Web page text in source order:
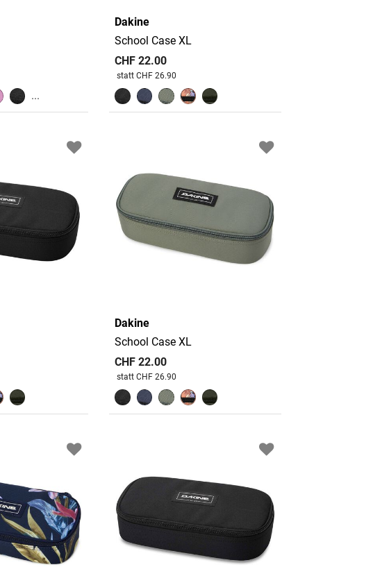
...
Dakine
School Case XL
CHF 22.00
Preis reduziert von
statt CHF 26.90
Dakine
School Case XL
CHF 22.00
Preis reduziert von
statt CHF 26.90